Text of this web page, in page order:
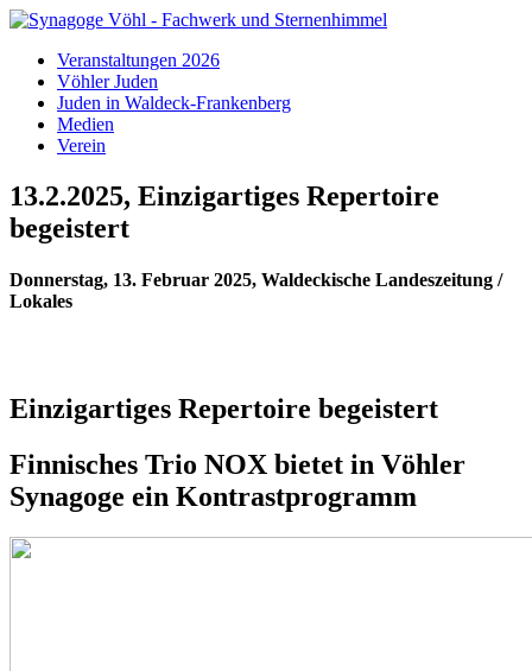
Veranstaltungen 2026
Vöhler Juden
Juden in Waldeck-Frankenberg
Medien
Verein
13.2.2025, Einzigartiges Repertoire
begeistert
Donnerstag, 13. Februar 2025, Waldeckische Landeszeitung /
Lokales
Einzigartiges Repertoire begeistert
Finnisches Trio NOX bietet in Vöhler
Synagoge ein Kontrastprogramm